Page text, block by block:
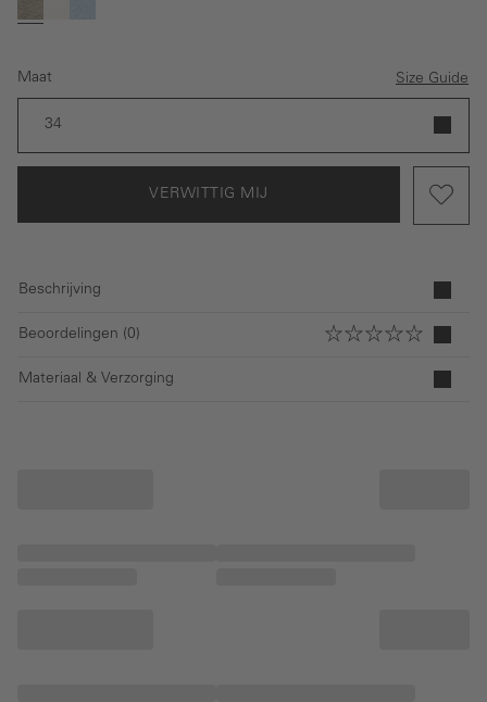
Groen
WitLichtblauw
Maat Size Guide
34
VERWITTIG MIJ
Beschrijving
Beoordelingen (0)
Materiaal & Verzorging